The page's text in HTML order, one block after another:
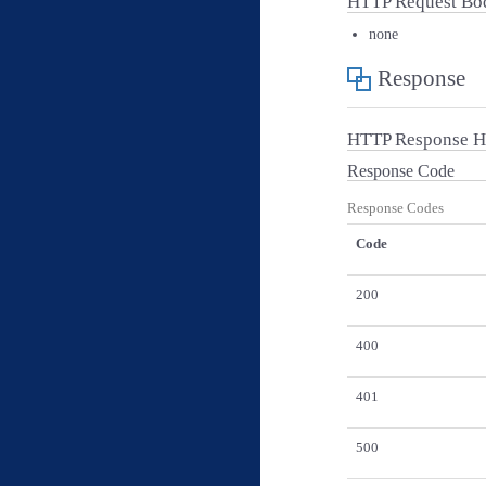
none
Response
HTTP Response
Response Code
Response Codes
Code
200
400
401
500